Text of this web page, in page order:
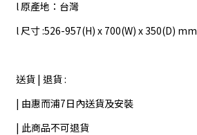
l 原產地：台灣
l 尺寸 :526-957(H) x 700(W) x 350(D) mm
送貨 | 退貨 :
| 由惠而浦7日內送貨及安裝
| 此商品不可退貨